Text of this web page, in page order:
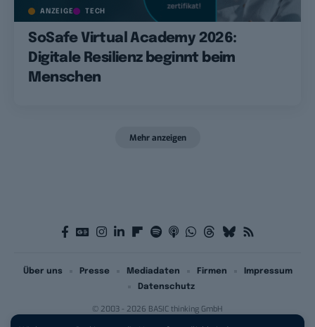
ANZEIGE TECH
SoSafe Virtual Academy 2026:
Digitale Resilienz beginnt beim
Menschen
Mehr anzeigen
© 2003 - 2026 BASIC thinking GmbH
Über uns Presse Mediadaten Firmen
Impressum
Datenschutz